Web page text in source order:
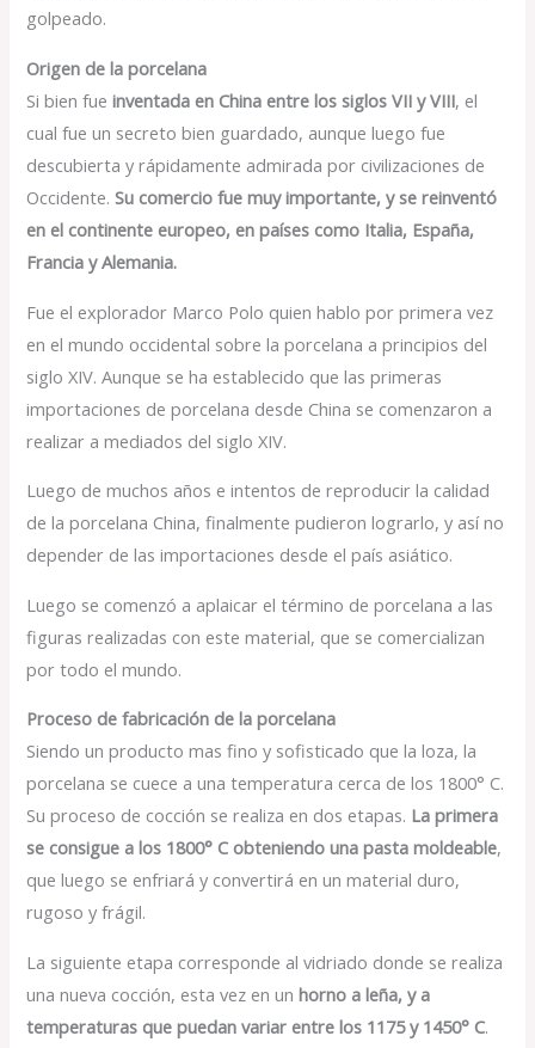
golpeado.
Origen de la porcelana
Si bien fueinventada en China entre los siglos VII y VIII, el
cual fue un secreto bien guardado, aunque luego fue
descubierta y rápidamente admirada por civilizaciones de
Occidente.Su comercio fue muy importante, y se reinventó
en el continente europeo, en países como Italia, España,
Francia y Alemania.
Fue el explorador Marco Polo quien hablo por primera vez
en el mundo occidental sobre la porcelana a principios del
siglo XIV. Aunque se ha establecido que las primeras
importaciones de porcelana desde China se comenzaron a
realizar a mediados del siglo XIV.
Luego de muchos años e intentos de reproducir la calidad
de la porcelana China, finalmente pudieron lograrlo, y así no
depender de las importaciones desde el país asiático.
Luego se comenzó a aplaicar el término de porcelana a las
figuras realizadas con este material, que se comercializan
por todo el mundo.
Proceso de fabricación de la porcelana
Siendo un producto mas fino y sofisticado que la loza, la
porcelana se cuece a una temperatura cerca de los 1800° C.
Su proceso de cocción se realiza en dos etapas. La primera
se consigue a los 1800° C obteniendo una pasta moldeable,
que luego se enfriará y convertirá en un material duro,
rugoso y frágil.
La siguiente etapa corresponde al vidriado donde se realiza
una nueva cocción, esta vez en unhorno a leña, y a
temperaturas que puedan variar entre los 1175 y 1450° C.